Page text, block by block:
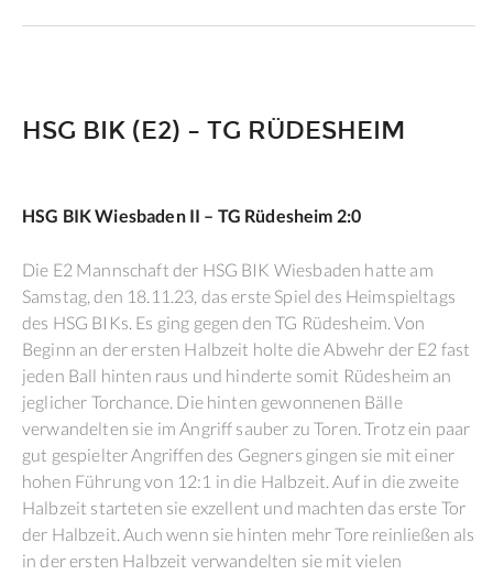
HSG BIK (E2) – TG RÜDESHEIM
HSG BIK Wiesbaden II – TG Rüdesheim 2:0
Die E2 Mannschaft der HSG BIK Wiesbaden hatte am
Samstag, den 18.11.23, das erste Spiel des Heimspieltags
des HSG BIKs. Es ging gegen den TG Rüdesheim. Von
Beginn an der ersten Halbzeit holte die Abwehr der E2 fast
jeden Ball hinten raus und hinderte somit Rüdesheim an
jeglicher Torchance. Die hinten gewonnenen Bälle
verwandelten sie im Angriff sauber zu Toren. Trotz ein paar
gut gespielter Angriffen des Gegners gingen sie mit einer
hohen Führung von 12:1 in die Halbzeit. Auf in die zweite
Halbzeit starteten sie exzellent und machten das erste Tor
der Halbzeit. Auch wenn sie hinten mehr Tore reinließen als
in der ersten Halbzeit verwandelten sie mit vielen